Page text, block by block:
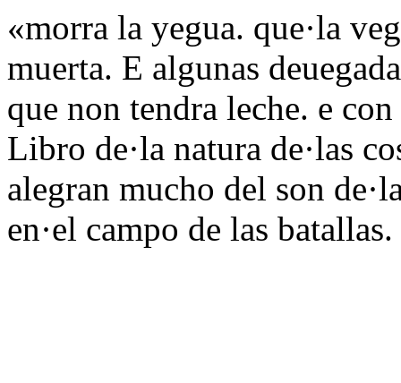
«morra la yegua. que·la
muerta. E algunas
que non tendra leche. e
Libro de·la natura de·las
alegran mucho del son
en·el campo de las